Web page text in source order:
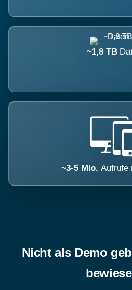
~1,8 TB
~3-5 Mio. Aufrufe
Nicht als Demo